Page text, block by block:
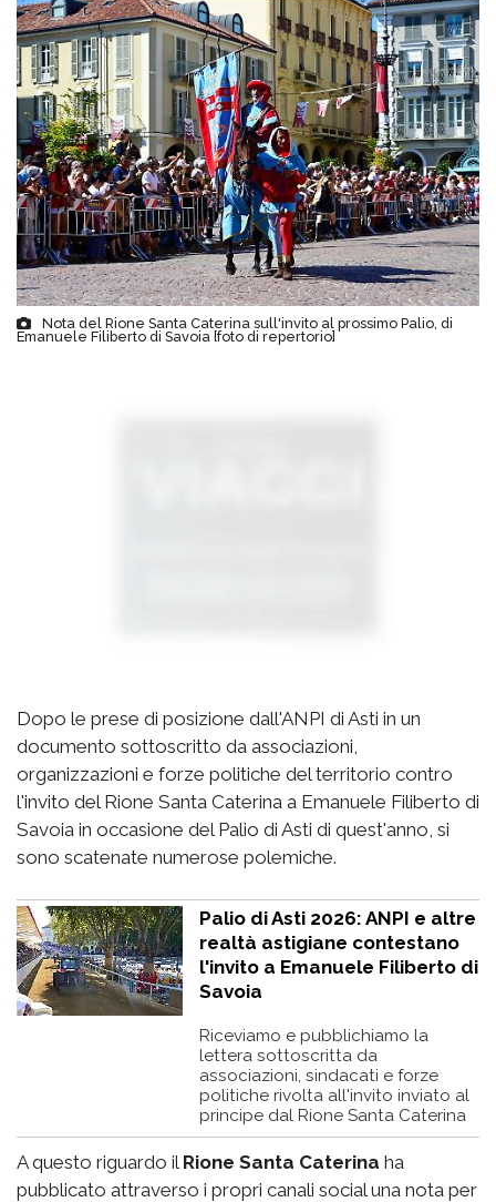
Nota del Rione Santa Caterina sull'invito al prossimo Palio, di
Emanuele Filiberto di Savoia [foto di repertorio]
Dopo le prese di posizione dall'ANPI di Asti in un
documento sottoscritto da associazioni,
organizzazioni e forze politiche del territorio contro
l'invito del Rione Santa Caterina a Emanuele Filiberto di
Savoia in occasione del Palio di Asti di quest'anno, si
sono scatenate numerose polemiche.
Palio di Asti 2026: ANPI e altre
realtà astigiane contestano
l'invito a Emanuele Filiberto di
Savoia
Riceviamo e pubblichiamo la
lettera sottoscritta da
associazioni, sindacati e forze
politiche rivolta all'invito inviato al
principe dal Rione Santa Caterina
A questo riguardo il Rione Santa Caterina ha
pubblicato attraverso i propri canali social una nota per